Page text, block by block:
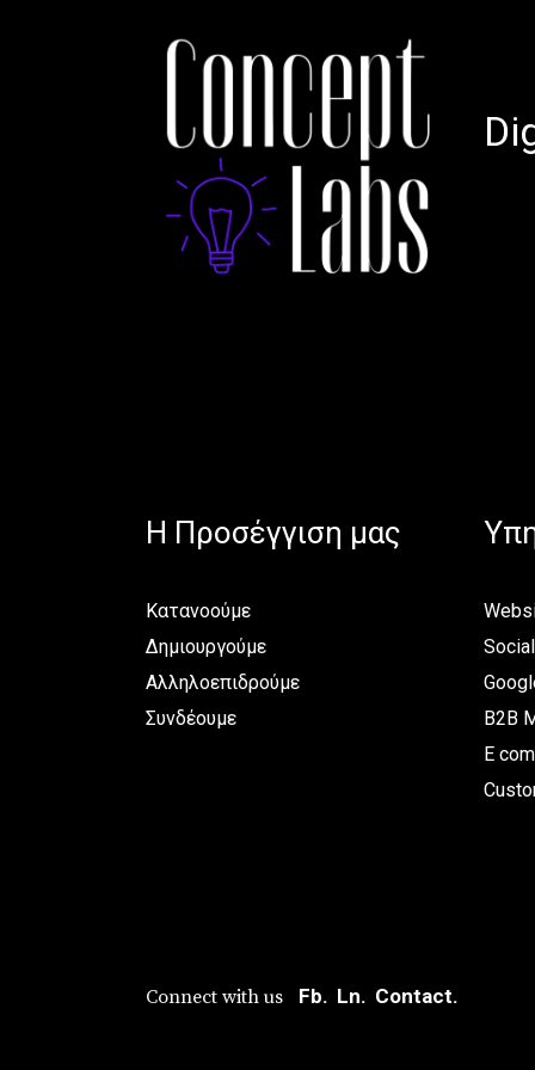
H Προσέγγιση μας
Κατανοούμε
Δημιουργούμε
Αλληλοεπιδρούμε
Συνδέουμε
B2B
E
Connect with us Fb. Ln. Contact.